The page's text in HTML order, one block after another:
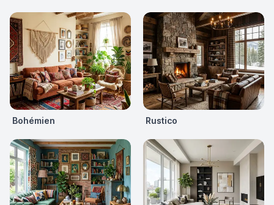
Bohémien Rustico